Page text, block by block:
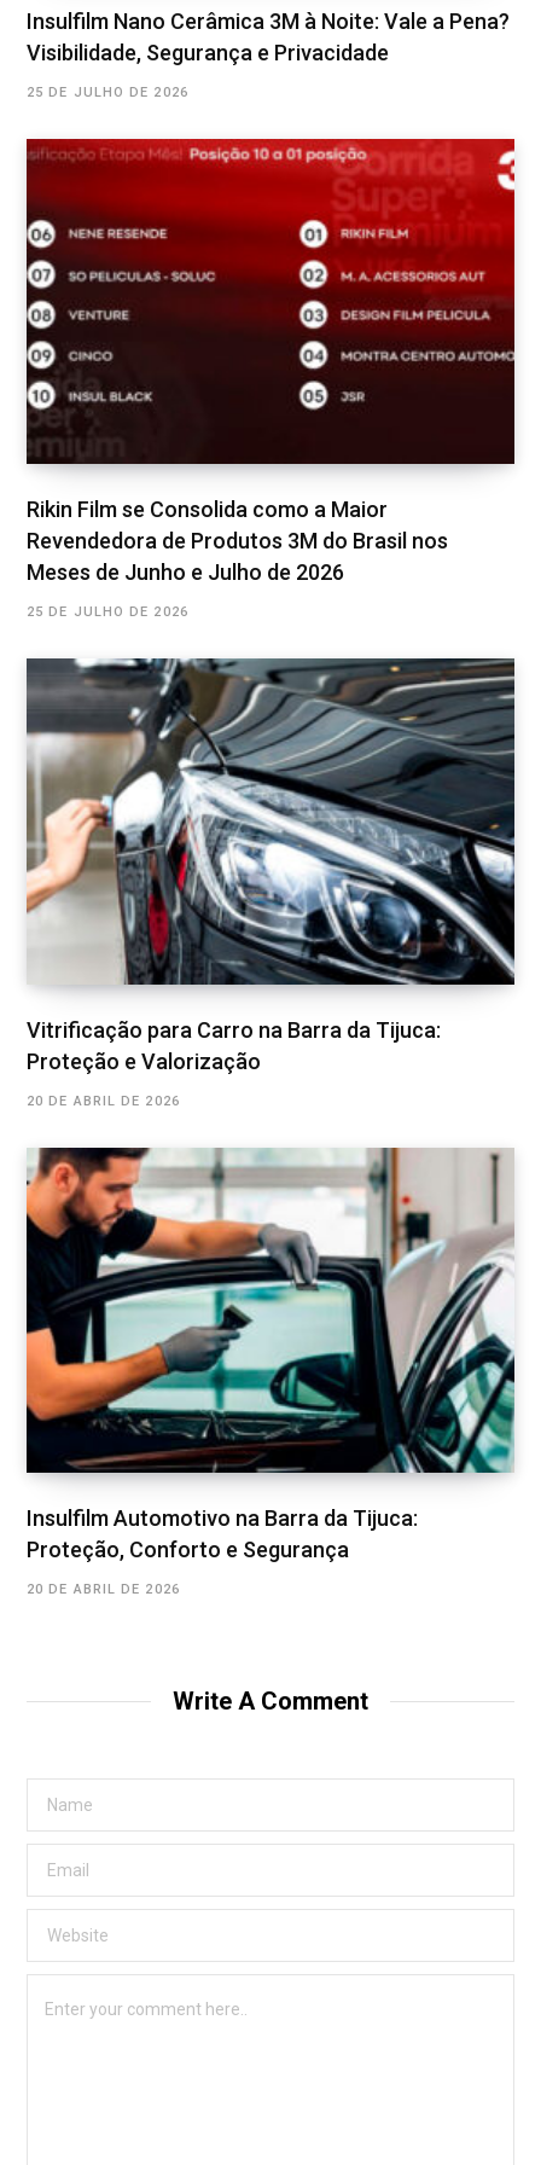
Insulfilm Nano Cerâmica 3M à Noite: Vale a Pena?
Visibilidade, Segurança e Privacidade
25 DE JULHO DE 2026
Rikin Film se Consolida como a Maior
Revendedora de Produtos 3M do Brasil nos
Meses de Junho e Julho de 2026
25 DE JULHO DE 2026
Vitrificação para Carro na Barra da Tijuca:
Proteção e Valorização
20 DE ABRIL DE 2026
Insulfilm Automotivo na Barra da Tijuca:
Proteção, Conforto e Segurança
20 DE ABRIL DE 2026
Write A Comment